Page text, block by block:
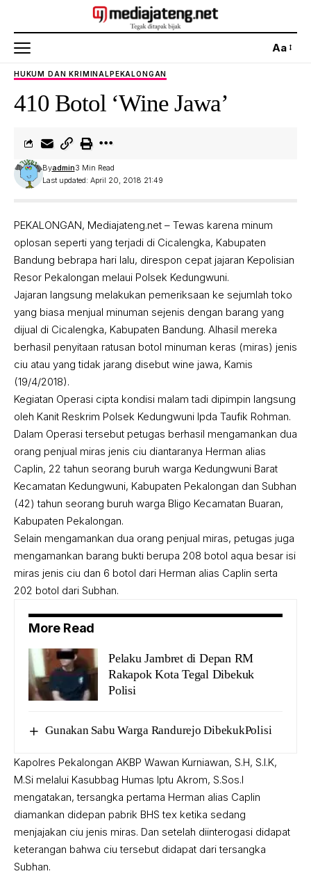
Aa
HUKUM DAN KRIMINALPEKALONGAN
410 Botol ‘Wine Jawa’
Last updated: April 20, 2018 21:49
Byadmin3 Min Read
PEKALONGAN, Mediajateng.net – Tewas karena minum
oplosan seperti yang terjadi di Cicalengka, Kabupaten
Bandung bebrapa hari lalu, direspon cepat jajaran Kepolisian
Resor Pekalongan melaui Polsek Kedungwuni.
Jajaran langsung melakukan pemeriksaan ke sejumlah toko
yang biasa menjual minuman sejenis dengan barang yang
dijual di Cicalengka, Kabupaten Bandung. Alhasil mereka
berhasil penyitaan ratusan botol minuman keras (miras) jenis
ciu atau yang tidak jarang disebut wine jawa, Kamis
(19/4/2018).
Kegiatan Operasi cipta kondisi malam tadi dipimpin langsung
oleh Kanit Reskrim Polsek Kedungwuni Ipda Taufik Rohman.
Dalam Operasi tersebut petugas berhasil mengamankan dua
orang penjual miras jenis ciu diantaranya Herman alias
Caplin, 22 tahun seorang buruh warga Kedungwuni Barat
Kecamatan Kedungwuni, Kabupaten Pekalongan dan Subhan
(42) tahun seorang buruh warga Bligo Kecamatan Buaran,
Kabupaten Pekalongan.
Selain mengamankan dua orang penjual miras, petugas juga
mengamankan barang bukti berupa 208 botol aqua besar isi
miras jenis ciu dan 6 botol dari Herman alias Caplin serta
202 botol dari Subhan.
More Read
Pelaku Jambret di Depan RM
Rakapok Kota Tegal Dibekuk
Polisi
Gunakan Sabu Warga Randurejo DibekukPolisi
Kapolres Pekalongan AKBP Wawan Kurniawan, S.H, S.I.K,
M.Si melalui Kasubbag Humas Iptu Akrom, S.Sos.I
mengatakan, tersangka pertama Herman alias Caplin
diamankan didepan pabrik BHS tex ketika sedang
menjajakan ciu jenis miras. Dan setelah diinterogasi didapat
keterangan bahwa ciu tersebut didapat dari tersangka
Subhan.